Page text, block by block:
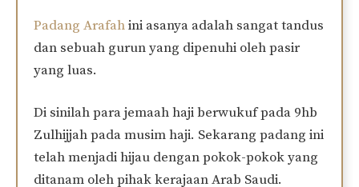
Padang Arafahini asanya adalah sangat tandus
dan sebuah gurun yang dipenuhi oleh pasir
yang luas.
Di sinilah para jemaah haji berwukuf pada 9hb
Zulhijjah pada musim haji. Sekarang padang ini
telah menjadi hijau dengan pokok-pokok yang
ditanam oleh pihak kerajaan Arab Saudi.